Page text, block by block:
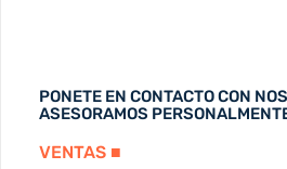
PONETE EN CONTACTO CON
ASESORAMOS
VENTAS ■